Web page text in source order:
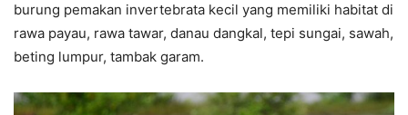
burung pemakan invertebrata kecil yang memiliki habitat di
rawa payau, rawa tawar, danau dangkal, tepi sungai, sawah,
beting lumpur, tambak garam.